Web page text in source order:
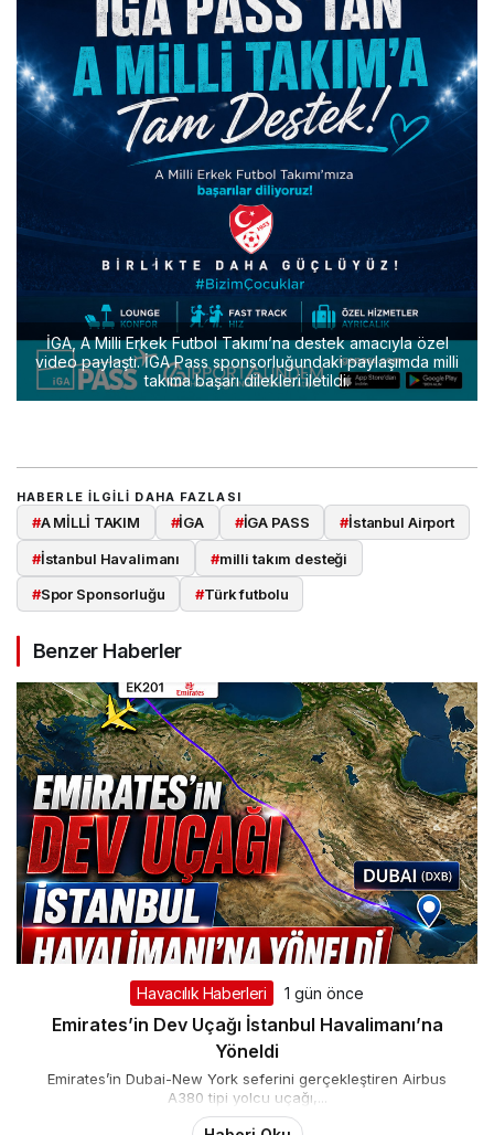
İGA, A Milli Erkek Futbol Takımı’na destek amacıyla özel
video paylaştı. İGA Pass sponsorluğundaki paylaşımda milli
takıma başarı dilekleri iletildi.
HABERLE ILGILI DAHA FAZLASI
#A MİLLİ TAKIM #İGA #İGA PASS #İstanbul Airport
#İstanbul Havalimanı #milli takım desteği
#Spor Sponsorluğu #Türk futbolu
Benzer Haberler
Havacılık Haberleri 1 gün önce
Emirates’in Dev Uçağı İstanbul Havalimanı’na
Yöneldi
Emirates’in Dubai-New York seferini gerçekleştiren Airbus
A380 tipi yolcu uçağı,...